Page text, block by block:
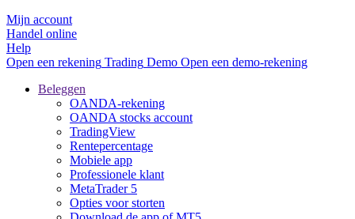
Mijn account
Handel online
Help
Open een rekening Trading Demo Open een demo-rekening
Beleggen
OANDA-rekening
OANDA stocks account
TradingView
Rentepercentage
Mobiele app
Professionele klant
MetaTrader 5
Opties voor storten